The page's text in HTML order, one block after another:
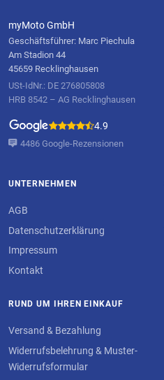
myMoto GmbH
Geschäftsführer: Marc Piechula
Am Stadion 44
45659 Recklinghausen
USt-IdNr.: DE 276805808
HRB 8542 – AG Recklinghausen
4.9
4486 Google-Rezensionen
UNTERNEHMEN
AGB
Datenschutzerklärung
Impressum
Kontakt
RUND UM IHREN EINKAUF
Versand & Bezahlung
Widerrufsbelehrung & Muster-
Widerrufsformular